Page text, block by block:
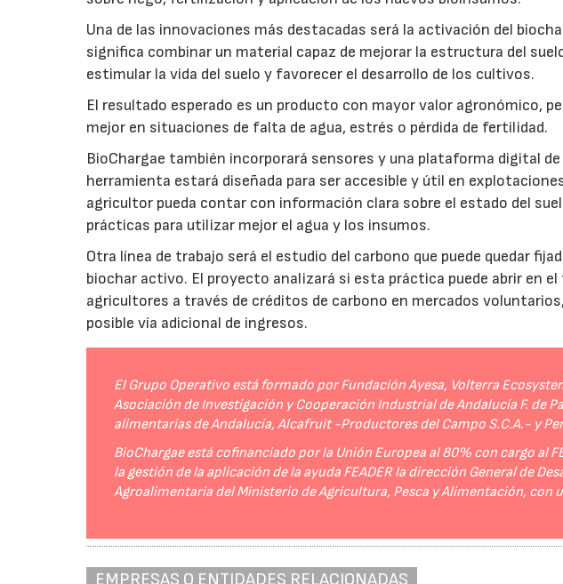
Una de las innovaciones más destacadas será la activación del
significa combinar un material capaz de mejorar la estructura del
estimular la vida del suelo y favorecer el desarrollo de los cultivos.
El resultado esperado es un producto con mayor valor agronómico,
mejor en situaciones de falta de agua, estrés o pérdida de fertilidad.
BioChargae también incorporará sensores y una plataforma digital
herramienta estará diseñada para ser accesible y útil en
agricultor pueda contar con información clara sobre el estado del
prácticas para utilizar mejor el agua y los insumos.
Otra línea de trabajo será el estudio del carbono que puede quedar
biochar activo. El proyecto analizará si esta práctica puede abrir en
agricultores a través de créditos de carbono en mercados
posible vía adicional de ingresos.
El Grupo Operativo está formado por Fundación Ayesa, Volterra
Asociación de Investigación y Cooperación Industrial de Andalucía F. de
alimentarias de Andalucía, Alcafruit -Productores del Campo S.C.A.- y
BioChargae está cofinanciado por la Unión Europea al 80% con cargo al
la gestión de la aplicación de la ayuda FEADER la dirección General de
Agroalimentaria del Ministerio de Agricultura, Pesca y Alimentación, con
EMPRESAS O ENTIDADES RELACIONADAS